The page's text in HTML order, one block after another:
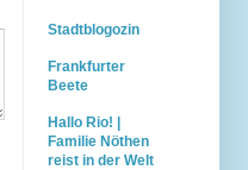
Stadtblogozin
Frankfurter
Beete
Hallo Rio! |
Familie Nöthen
reist in der Welt